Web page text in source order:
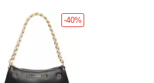
-40%